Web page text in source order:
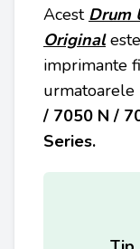
Acest Drum
Original
imprimante
urmatoarele
/ 7050 N /
Series.